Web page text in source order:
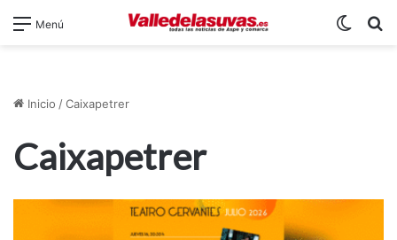
Menú
Inicio /Caixapetrer
Caixapetrer